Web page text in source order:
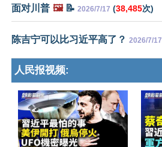
面对川普 🖼️📝 2026/7/17 (38,485次)
陈吉宁可以比习近平高了？ 2026/7/17
人民报视频: